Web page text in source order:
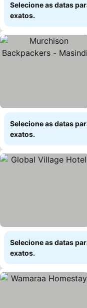
Selecione as datas
exatos.
Selecione as datas
exatos.
Selecione as datas
exatos.